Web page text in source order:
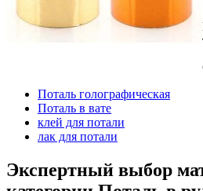
Поталь голографическая
Поталь в вате
клей для потали
лак для потали
Экспертный выбор